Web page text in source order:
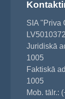
SIA "Priva
Juridiskā
1005
Faktiskā
1005
Mob. tālr.: